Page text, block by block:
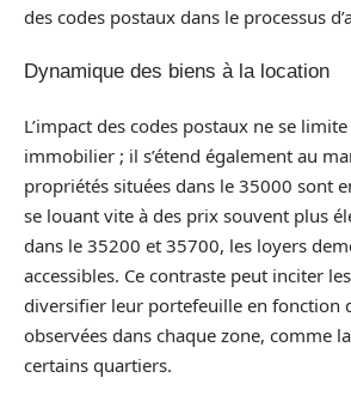
des codes postaux dans le processus
Dynamique des biens à la location
L’impact des codes postaux ne se limite
immobilier ; il s’étend également au
propriétés situées dans le 35000 sont
se louant vite à des prix souvent plus
dans le 35200 et 35700, les loyers
accessibles. Ce contraste peut inciter
diversifier leur portefeuille en fonction
observées dans chaque zone, comme
certains quartiers.